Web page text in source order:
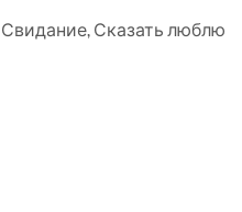
Свидание,Сказать люблю